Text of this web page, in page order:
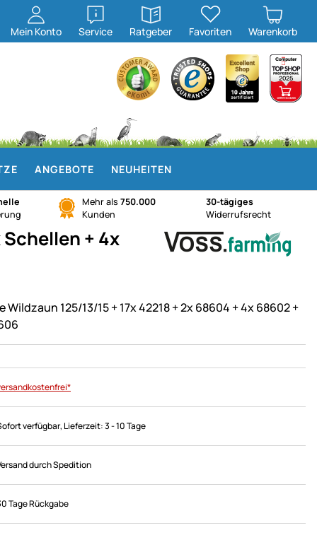
Mein Konto Service
öffnen
Ratgeber
öffnen
Favoriten Warenkorb
ANGEBOTE NEUHEITEN
Mehr als 750.000
Kunden
30-tägiges
Widerrufsrecht
+ 4x
Wildzaun 125/13/15 + 17x 42218 + 2x 68604 + 4x 68602 +
verfügbar, Lieferzeit:3 - 10 Tage
durch Spedition
Tage Rückgabe